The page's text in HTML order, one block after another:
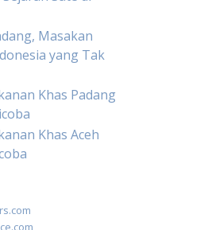
Masakan
yang Tak
Khas Padang
Khas Aceh